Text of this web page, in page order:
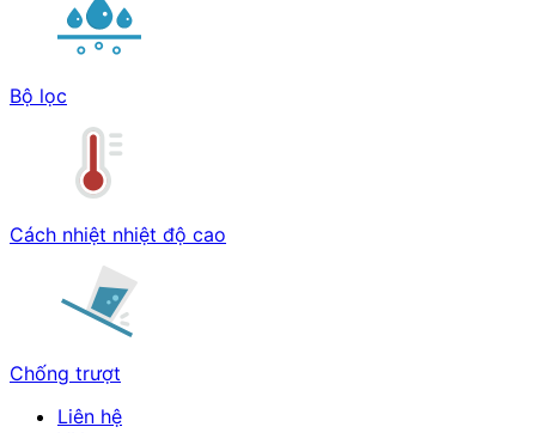
Bộ lọc
Cách nhiệt nhiệt độ cao
Chống trượt
Liên hệ